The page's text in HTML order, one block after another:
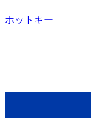
ホットキー